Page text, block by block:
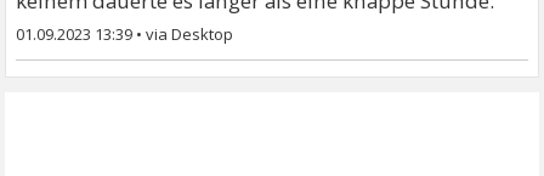
01.09.2023 13:39 •